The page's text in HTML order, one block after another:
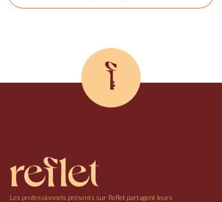
Les professionnels présents sur Reflet partagent leurs